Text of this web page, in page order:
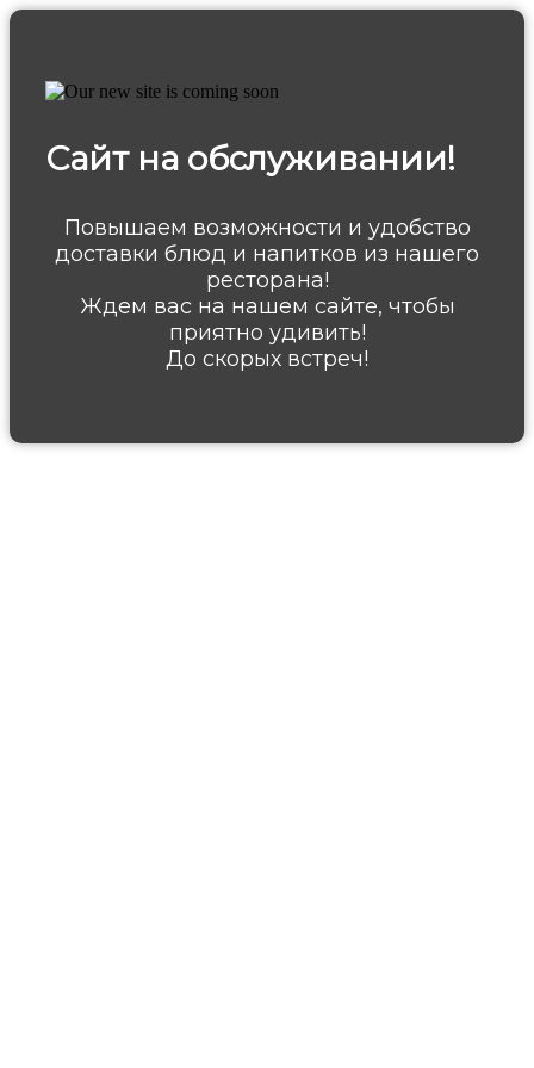
Сайт на обслуживании!
Повышаем возможности и удобство
доставки блюд и напитков из нашего
ресторана!
Ждем вас на нашем сайте, чтобы
приятно удивить!
До скорых встреч!